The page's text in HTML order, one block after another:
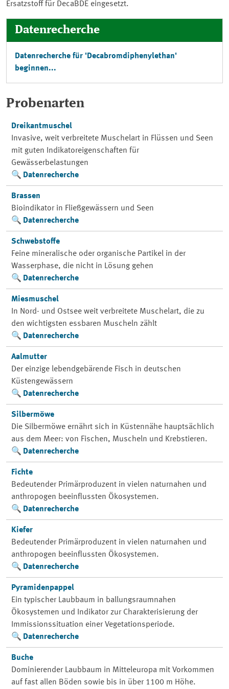
Ersatzstoff für DecaBDE eingesetzt.
Datenrecherche
Datenrecherche für 'Decabromdiphenylethan'
beginnen...
Probenarten
Dreikantmuschel
Invasive, weit verbreitete Muschelart in Flüssen und Seen
mit guten Indikatoreigenschaften für
Gewässerbelastungen
Datenrecherche
Brassen
Bioindikator in Fließgewässern und Seen
Datenrecherche
Schwebstoffe
Feine mineralische oder organische Partikel in der
Wasserphase, die nicht in Lösung gehen
Datenrecherche
Miesmuschel
In Nord- und Ostsee weit verbreitete Muschelart, die zu
den wichtigsten essbaren Muscheln zählt
Datenrecherche
Aalmutter
Der einzige lebendgebärende Fisch in deutschen
Küstengewässern
Datenrecherche
Silbermöwe
Die Silbermöwe ernährt sich in Küstennähe hauptsächlich
aus dem Meer: von Fischen, Muscheln und Krebstieren.
Datenrecherche
Fichte
Bedeutender Primärproduzent in vielen naturnahen und
anthropogen beeinflussten Ökosystemen.
Datenrecherche
Kiefer
Bedeutender Primärproduzent in vielen naturnahen und
anthropogen beeinflussten Ökosystemen.
Datenrecherche
Pyramidenpappel
Ein typischer Laubbaum in ballungsraumnahen
Ökosystemen und Indikator zur Charakterisierung der
Immissionssituation einer Vegetationsperiode.
Datenrecherche
Buche
Dominierender Laubbaum in Mitteleuropa mit Vorkommen
auf fast allen Böden sowie bis in über 1100 m Höhe.